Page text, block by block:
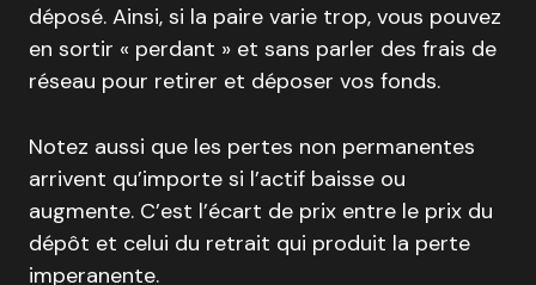
déposé. Ainsi, si la paire varie trop, vous pouvez
en sortir « perdant » et sans parler des frais de
réseau pour retirer et déposer vos fonds.
Notez aussi que les pertes non permanentes
arrivent qu’importe si l’actif baisse ou
augmente. C’est l’écart de prix entre le prix du
dépôt et celui du retrait qui produit la perte
imperanente.